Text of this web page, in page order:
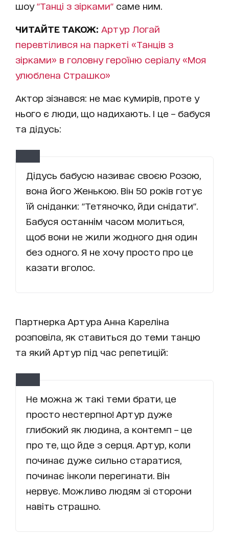
шоу "Танці з зірками" саме ним.
ЧИТАЙТЕ ТАКОЖ: Артур Логай
перевтілився на паркеті «Танців з
зірками» в головну героїню серіалу «Моя
улюблена Страшко»
Актор зізнався: не має кумирів, проте у
нього є люди, що надихають. І це – бабуся
та дідусь:
Дідусь бабусю називає своєю Розою,
вона його Женькою. Він 50 років готує
їй сніданки: "Тетяночко, йди снідати".
Бабуся останнім часом молиться,
щоб вони не жили жодного дня один
без одного. Я не хочу просто про це
казати вголос.
Партнерка Артура Анна Кареліна
розповіла, як ставиться до теми танцю
та який Артур під час репетицій:
Не можна ж такі теми брати, це
просто нестерпно! Артур дуже
глибокий як людина, а контемп – це
про те, що йде з серця. Артур, коли
починає дуже сильно старатися,
починає інколи перегинати. Він
нервує. Можливо людям зі сторони
навіть страшно.